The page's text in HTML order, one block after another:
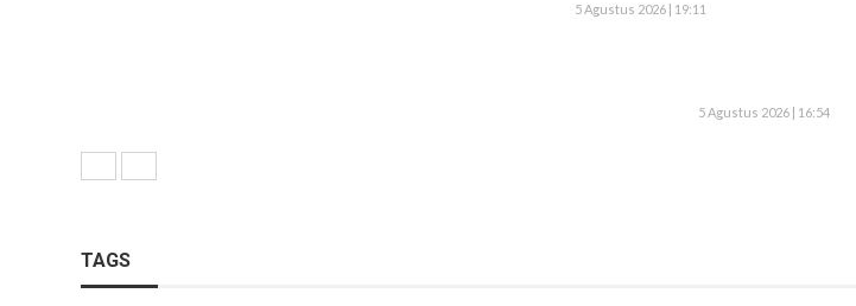
5 Agustus 2026 | 19:11
5 Agustus 2026 | 16:54
TAGS